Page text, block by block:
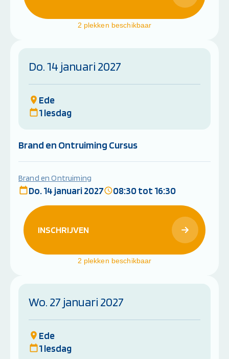
2 plekken beschikbaar
Do. 14 januari 2027
Ede
1 lesdag
Brand en Ontruiming Cursus
Brand en Ontruiming
Do. 14 januari 2027 08:30 tot 16:30
INSCHRIJVEN
2 plekken beschikbaar
Wo. 27 januari 2027
Ede
1 lesdag